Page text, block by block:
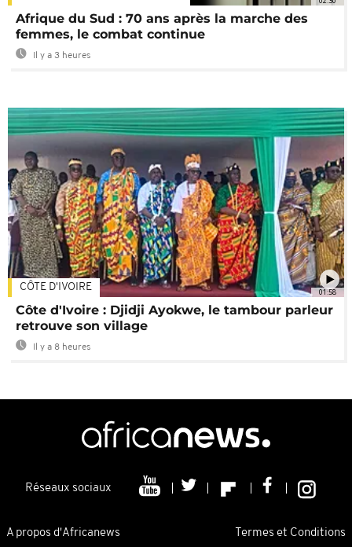
Afrique du Sud : 70 ans après la marche des
femmes, le combat continue
Il y a 3 heures
01:58
CÔTE D'IVOIRE
Côte d'Ivoire : Djidji Ayokwe, le tambour parleur
retrouve son village
Il y a 8 heures
Réseaux sociaux
A propos d'Africanews Termes et Conditions